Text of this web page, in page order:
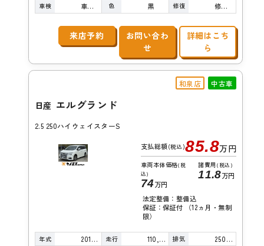
車検 車検整備付 色 黒 修復 修復歴無し
来店予約
お問い合わ
せ
詳細はこち
ら
和泉店 中古車
日産 エルグランド
2.5 250ハイウェイスターS
支払総額(税込)85.8万円
車両本体価格(税
込)
74万円
諸費用 (税込)
11.8万円
法定整備：整備込
保証：保証付 （12ヵ月・無制
限）
年式 2016年 走行 110,000km 排気 2500cc